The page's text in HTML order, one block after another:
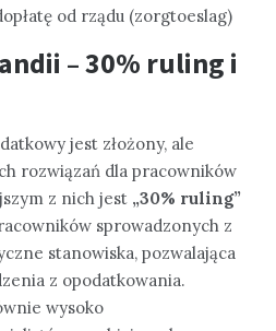
od rządu (zorgtoeslag)
– 30% ruling i
jest złożony, ale
rozwiązań dla pracowników
z nich jest „30% ruling”
sprowadzonych z
stanowiska, pozwalająca
z opodatkowania.
wysoko